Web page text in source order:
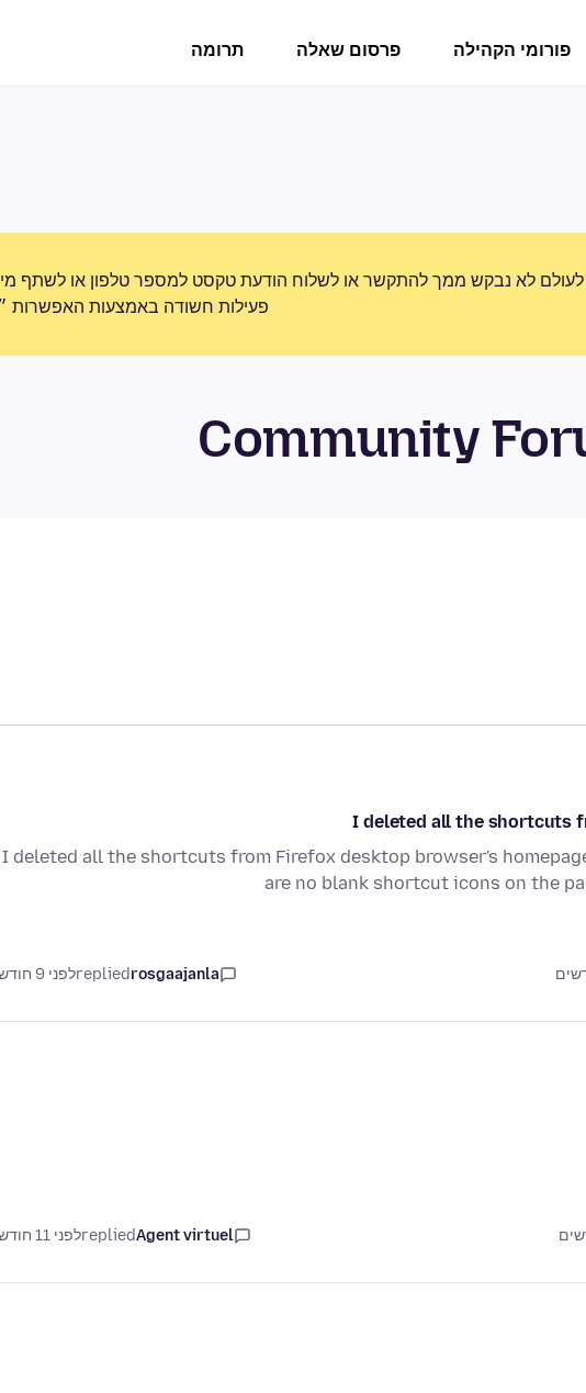
פורומי הקהילה פרסום שאלה תרומה
לעולם לא נבקש ממך להתקשר או לשלוח הודעת טקסט למספר טלפון או לשתף
פעילות חשודה באמצעות האפשרות
I deleted all the shortcuts
I deleted all the shortcuts from Firefox desktop browser's
are no blank shortcut icons on the
rosgaajanla
repliedלפני 9 חודשים
Agent virtuel
repliedלפני 11 חודשים